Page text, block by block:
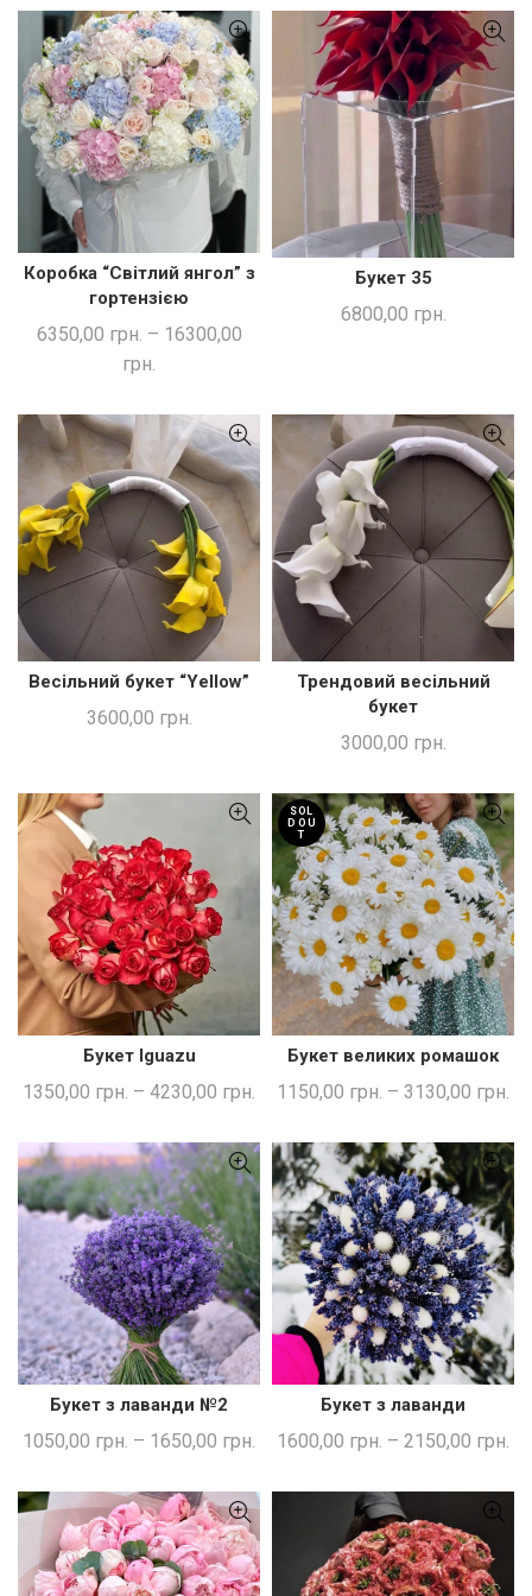
ШВИДКА ПОКУПКА
Коробка “Світлий янгол” з
гортензією
6350,00 грн. – 16300,00
грн.
ДОДАТИ В КОШИК
Букет 35
6800,00 грн.
ДОДАТИ В КОШИК
Весільний букет “Yellow”
3600,00 грн.
ДОДАТИ В КОШИК
Трендовий весільний
букет
3000,00 грн.
ШВИДКА ПОКУПКА
Букет Iguazu
1350,00 грн. – 4230,00 грн.
SOL
D OU
T
ШВИДКА ПОКУПКА
Букет великих ромашок
1150,00 грн. – 3130,00 грн.
ШВИДКА ПОКУПКА
Букет з лаванди №2
1050,00 грн. – 1650,00 грн.
ШВИДКА ПОКУПКА
Букет з лаванди
1600,00 грн. – 2150,00 грн.